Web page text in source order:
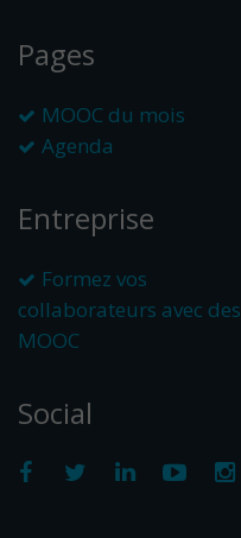
Pages
MOOC du mois
Agenda
Entreprise
Formez vos
collaborateurs avec des
MOOC
Social